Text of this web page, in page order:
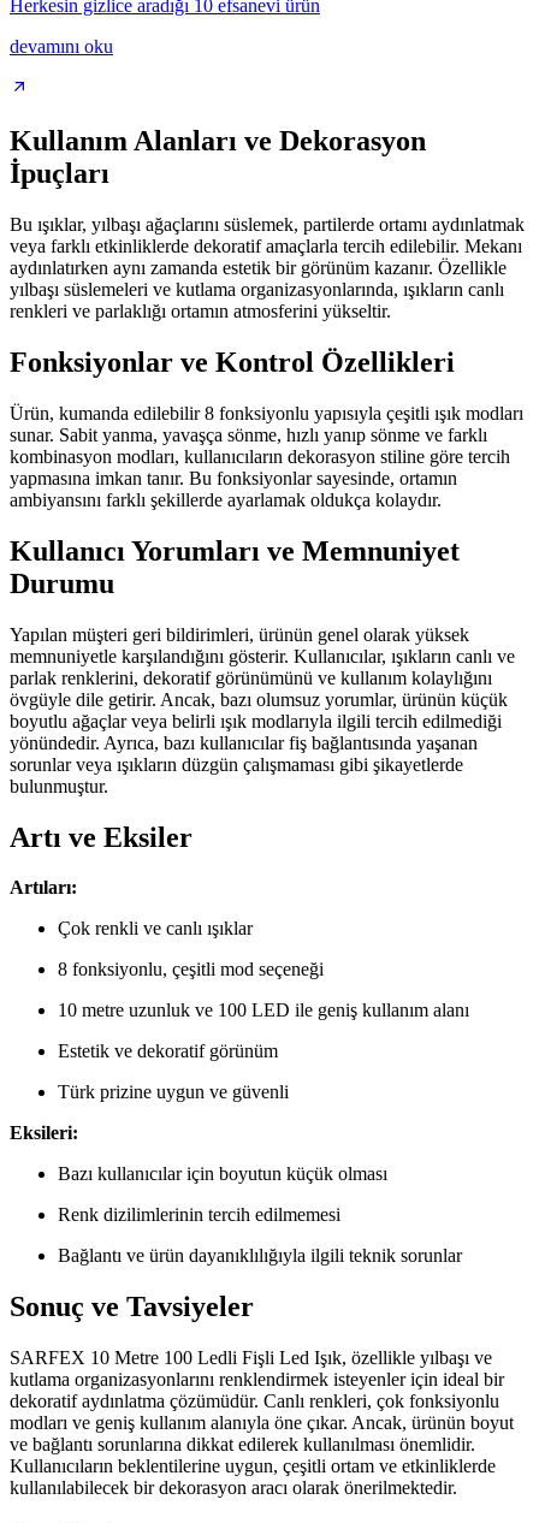
Herkesin gizlice aradığı 10 efsanevi ürün
devamını oku
Kullanım Alanları ve Dekorasyon
İpuçları
Bu ışıklar, yılbaşı ağaçlarını süslemek, partilerde ortamı aydınlatmak
veya farklı etkinliklerde dekoratif amaçlarla tercih edilebilir. Mekanı
aydınlatırken aynı zamanda estetik bir görünüm kazanır. Özellikle
yılbaşı süslemeleri ve kutlama organizasyonlarında, ışıkların canlı
renkleri ve parlaklığı ortamın atmosferini yükseltir.
Fonksiyonlar ve Kontrol Özellikleri
Ürün, kumanda edilebilir 8 fonksiyonlu yapısıyla çeşitli ışık modları
sunar. Sabit yanma, yavaşça sönme, hızlı yanıp sönme ve farklı
kombinasyon modları, kullanıcıların dekorasyon stiline göre tercih
yapmasına imkan tanır. Bu fonksiyonlar sayesinde, ortamın
ambiyansını farklı şekillerde ayarlamak oldukça kolaydır.
Kullanıcı Yorumları ve Memnuniyet
Durumu
Yapılan müşteri geri bildirimleri, ürünün genel olarak yüksek
memnuniyetle karşılandığını gösterir. Kullanıcılar, ışıkların canlı ve
parlak renklerini, dekoratif görünümünü ve kullanım kolaylığını
övgüyle dile getirir. Ancak, bazı olumsuz yorumlar, ürünün küçük
boyutlu ağaçlar veya belirli ışık modlarıyla ilgili tercih edilmediği
yönündedir. Ayrıca, bazı kullanıcılar fiş bağlantısında yaşanan
sorunlar veya ışıkların düzgün çalışmaması gibi şikayetlerde
bulunmuştur.
Artı ve Eksiler
Artıları:
Çok renkli ve canlı ışıklar
8 fonksiyonlu, çeşitli mod seçeneği
10 metre uzunluk ve 100 LED ile geniş kullanım alanı
Estetik ve dekoratif görünüm
Türk prizine uygun ve güvenli
Eksileri:
Bazı kullanıcılar için boyutun küçük olması
Renk dizilimlerinin tercih edilmemesi
Bağlantı ve ürün dayanıklılığıyla ilgili teknik sorunlar
Sonuç ve Tavsiyeler
SARFEX 10 Metre 100 Ledli Fişli Led Işık, özellikle yılbaşı ve
kutlama organizasyonlarını renklendirmek isteyenler için ideal bir
dekoratif aydınlatma çözümüdür. Canlı renkleri, çok fonksiyonlu
modları ve geniş kullanım alanıyla öne çıkar. Ancak, ürünün boyut
ve bağlantı sorunlarına dikkat edilerek kullanılması önemlidir.
Kullanıcıların beklentilerine uygun, çeşitli ortam ve etkinliklerde
kullanılabilecek bir dekorasyon aracı olarak önerilmektedir.